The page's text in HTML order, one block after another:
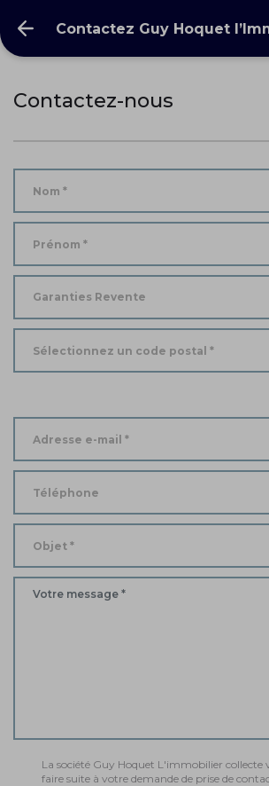
Contactez Guy Hoquet
Contactez-nous
La société Guy Hoquet L'immobilier collecte
faire suite à votre demande de prise de